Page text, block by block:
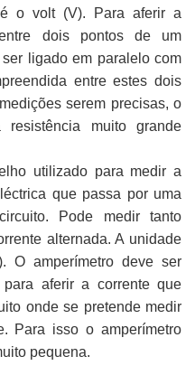
o volt (V). Para aferir a
dois pontos de um
ligado em paralelo com
entre estes dois
serem precisas, o
muito grande
utilizado para medir a
que passa por uma
Pode medir tanto
alternada. A unidade
O amperímetro deve ser
aferir a corrente que
onde se pretende medir
Para isso o amperímetro
pequena.